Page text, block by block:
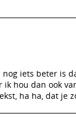
iets beter is
ik hou dan ook
ha ha, dat je